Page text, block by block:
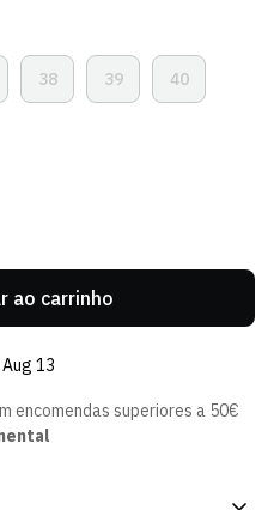
38
Variante
Esgotada
39
Variante
Esgotada
40
Variante
Esgotada
ao carrinho
13
encomendas superiores a 50€